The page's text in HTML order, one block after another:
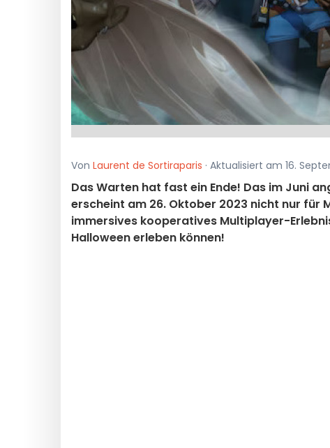
Von Laurent de Sortiraparis · Aktualisiert am 16.
Das Warten hat fast ein Ende! Das im Juni
erscheint am 26. Oktober 2023 nicht nur für
immersives kooperatives Multiplayer-
Halloween erleben können!